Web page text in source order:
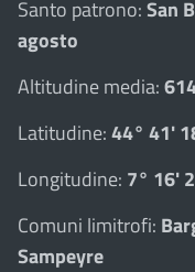
Santo patrono:San
agosto
Altitudine media:
Latitudine:44° 41'
Longitudine: 7° 16'
Comuni limitrofi:
Sampeyre